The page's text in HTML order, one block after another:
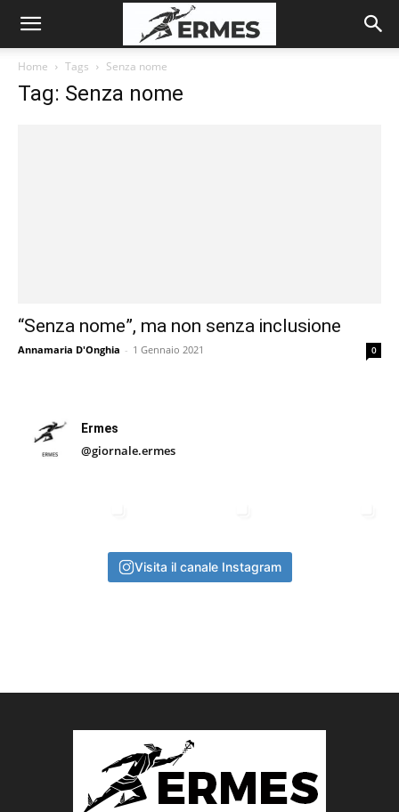
Home Tags Senza nome
Tag: Senza nome
“Senza nome”, ma non senza inclusione
Annamaria D'Onghia - 1 Gennaio 2021 0
Ermes
@giornale.ermes
Visita il canale Instagram